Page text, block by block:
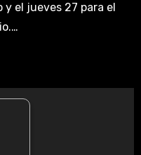
el jueves 27 para el